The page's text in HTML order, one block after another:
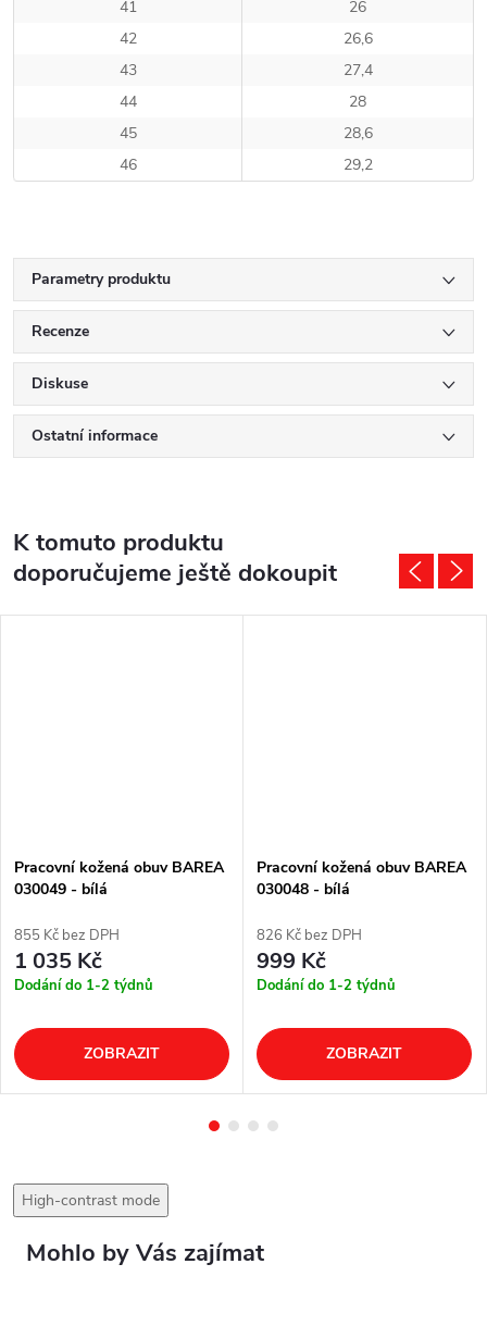
41
26
42
26,6
43
27,4
44
28
45
28,6
46
29,2
Parametry produktu
Recenze
Diskuse
Ostatní informace
K tomuto produktu
doporučujeme ještě dokoupit
Pracovní kožená obuv BAREA
030049 - bílá
855 Kč bez DPH
1 035 Kč
Dodání do 1-2 týdnů
ZOBRAZIT
Pracovní kožená obuv BAREA
030048 - bílá
826 Kč bez DPH
999 Kč
Dodání do 1-2 týdnů
ZOBRAZIT
High-contrast mode
Mohlo by Vás zajímat